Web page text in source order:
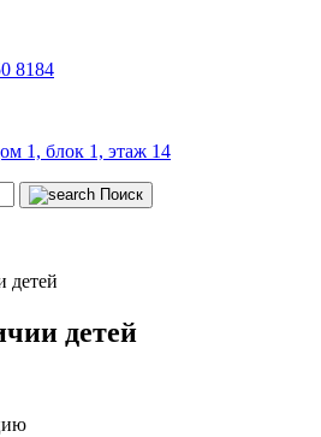
8184
1, блок 1, этаж 14
Поиск
детей
детей